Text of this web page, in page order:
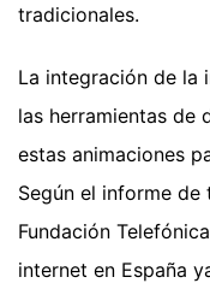
tradicionales.
La integración de la
las herramientas de
estas animaciones
Según el informe
Fundación
internet en España